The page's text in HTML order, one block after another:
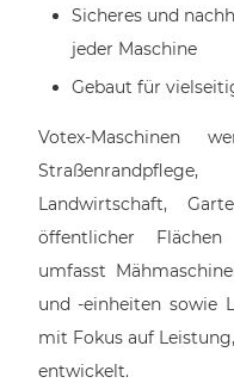
Sicheres und
jeder Maschine
Gebaut für
Votex-Maschinen
Landwirtschaft,
öffentlicher
umfasst
und -einheiten sowie
mit Fokus auf
entwickelt.